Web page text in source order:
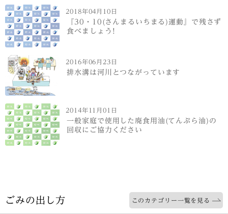
2018年04月10日
『30・10(さんまるいちまる)運動』で残さず
食べましょう!
2016年06月23日
排水溝は河川とつながっています
2014年11月01日
一般家庭で使用した廃食用油(てんぷら油)の
回収にご協力ください
ごみの出し方 このカテゴリー一覧を見る